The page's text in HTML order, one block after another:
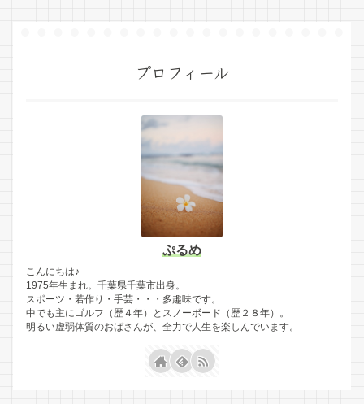
プロフィール
ぷるめ
こんにちは♪
1975年生まれ。千葉県千葉市出身。
スポーツ・若作り・手芸・・・多趣味です。
中でも主にゴルフ（歴４年）とスノーボード（歴２８年）。
明るい虚弱体質のおばさんが、全力で人生を楽しんでいます。